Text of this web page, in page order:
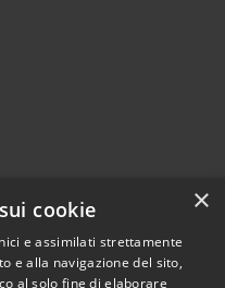
×
cookie
e assimilati strettamente
e alla navigazione del sito,
al solo fine di elaborare